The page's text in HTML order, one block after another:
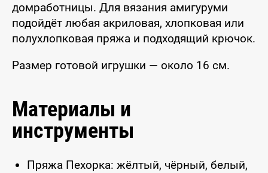
домработницы. Для вязания амигуруми
подойдёт любая акриловая, хлопковая или
полухлопковая пряжа и подходящий крючок.
Размер готовой игрушки — около 16 см.
Материалы и
инструменты
Пряжа Пехорка: жёлтый, чёрный, белый,